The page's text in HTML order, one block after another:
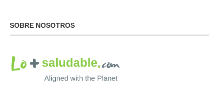
SOBRE NOSOTROS